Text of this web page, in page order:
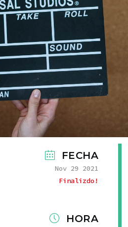
FECHA
Nov 29 2021
Finalizdo!
HORA